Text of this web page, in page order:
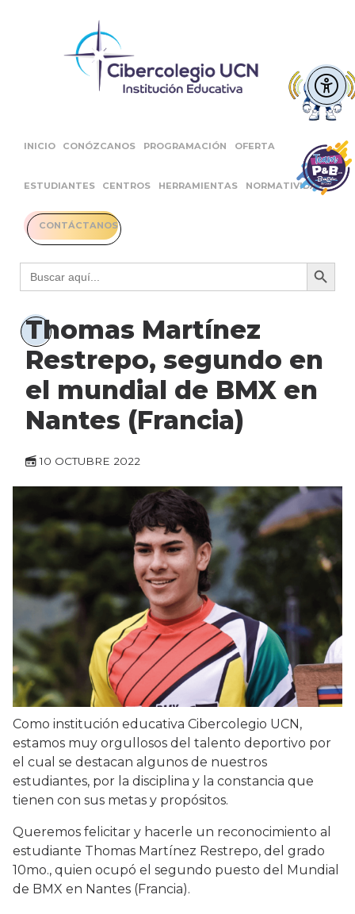
INICIO CONÓZCANOS PROGRAMACIÓN OFERTA
ESTUDIANTES CENTROS HERRAMIENTAS NORMATIVIDAD
CONTÁCTANOS
Buscar: Botón
Thomas Martínez
Restrepo, segundo en
el mundial de BMX en
Nantes (Francia)
10 OCTUBRE 2022
Como institución educativa Cibercolegio UCN,
estamos muy orgullosos del talento deportivo por
el cual se destacan algunos de nuestros
estudiantes, por la disciplina y la constancia que
tienen con sus metas y propósitos.
Queremos felicitar y hacerle un reconocimiento al
estudiante Thomas Martínez Restrepo, del grado
10mo., quien ocupó el segundo puesto del Mundial
de BMX en Nantes (Francia).